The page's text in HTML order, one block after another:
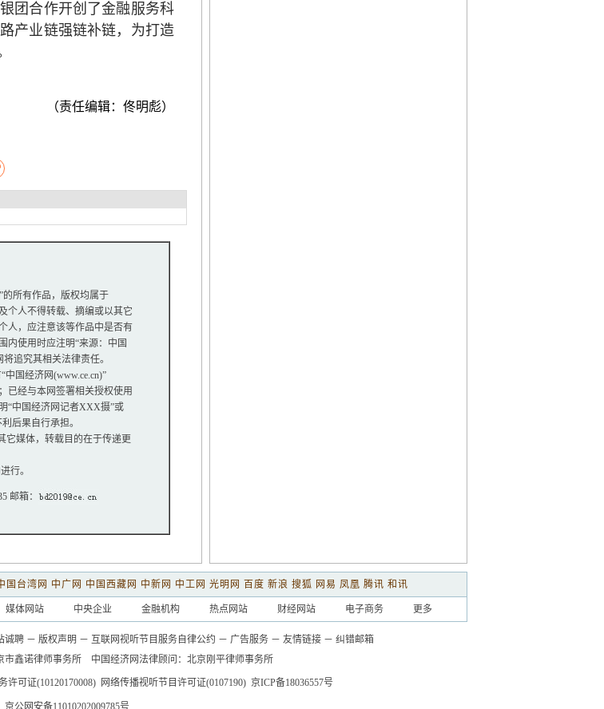
团合作开创了金融服务科
产业链强链补链，为打造
（责任编辑：佟明彪）
的所有作品，版权均属于
个人不得转载、摘编或以其它
人，应注意该等作品中是否有
使用时应注明“来源：中国
追究其相关法律责任。
国经济网(www.ce.cn)”
已经与本网签署相关授权使用
“中国经济网记者XXX摄”或
后果自行承担。
它媒体，转载目的在于传递更
行。
邮箱：
国台湾网 中广网 中国西藏网 中新网 中工网 光明网 百度 新浪 搜狐 网易 凤凰 腾讯 和讯
媒体网站 中央企业 金融机构 热点网站 财经网站 电子商务 更多
诚聘 － 版权声明 － 互联网视听节目服务自律公约 － 广告服务 － 友情链接 － 纠错邮箱
市鑫诺律师事务所 中国经济网法律顾问：北京刚平律师事务所
许可证(10120170008) 网络传播视听节目许可证(0107190) 京ICP备18036557号
京公网安备11010202009785号